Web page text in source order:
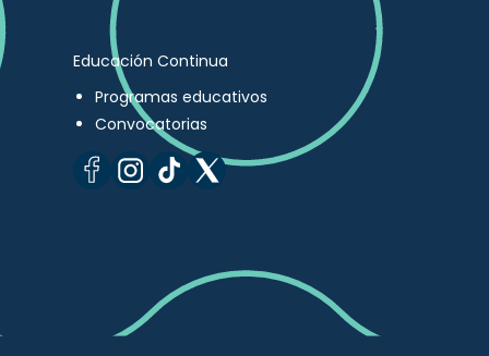
Educación Continua
Programas educativos
Convocatorias